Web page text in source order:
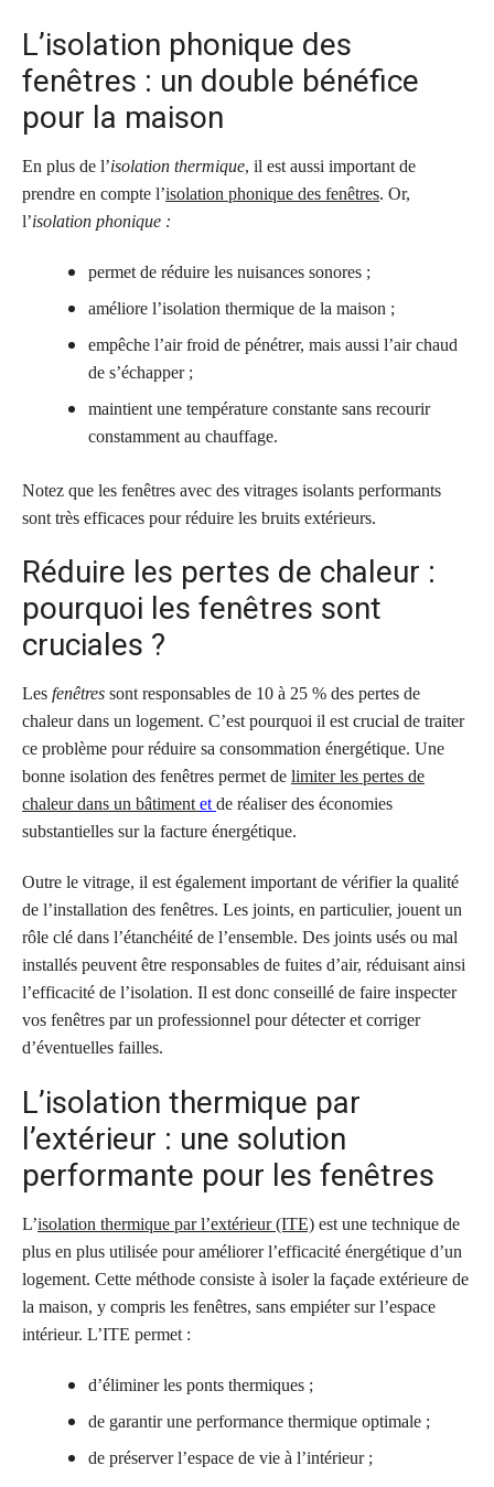
L’isolation phonique des
fenêtres : un double bénéfice
pour la maison
En plus de l’isolation thermique, il est aussi important de
prendre en compte l’isolation phonique des fenêtres. Or,
l’isolation phonique :
permet de réduire les nuisances sonores ;
améliore l’isolation thermique de la maison ;
empêche l’air froid de pénétrer, mais aussi l’air chaud
de s’échapper ;
maintient une température constante sans recourir
constamment au chauffage.
Notez que les fenêtres avec des vitrages isolants performants
sont très efficaces pour réduire les bruits extérieurs.
Réduire les pertes de chaleur :
pourquoi les fenêtres sont
cruciales ?
Les fenêtres sont responsables de 10 à 25 % des pertes de
chaleur dans un logement. C’est pourquoi il est crucial de traiter
ce problème pour réduire sa consommation énergétique. Une
bonne isolation des fenêtres permet de limiter les pertes de
chaleur dans un bâtiment et de réaliser des économies
substantielles sur la facture énergétique.
Outre le vitrage, il est également important de vérifier la qualité
de l’installation des fenêtres. Les joints, en particulier, jouent un
rôle clé dans l’étanchéité de l’ensemble. Des joints usés ou mal
installés peuvent être responsables de fuites d’air, réduisant ainsi
l’efficacité de l’isolation. Il est donc conseillé de faire inspecter
vos fenêtres par un professionnel pour détecter et corriger
d’éventuelles failles.
L’isolation thermique par
l’extérieur : une solution
performante pour les fenêtres
L’isolation thermique par l’extérieur (ITE) est une technique de
plus en plus utilisée pour améliorer l’efficacité énergétique d’un
logement. Cette méthode consiste à isoler la façade extérieure de
la maison, y compris les fenêtres, sans empiéter sur l’espace
intérieur. L’ITE permet :
d’éliminer les ponts thermiques ;
de garantir une performance thermique optimale ;
de préserver l’espace de vie à l’intérieur ;